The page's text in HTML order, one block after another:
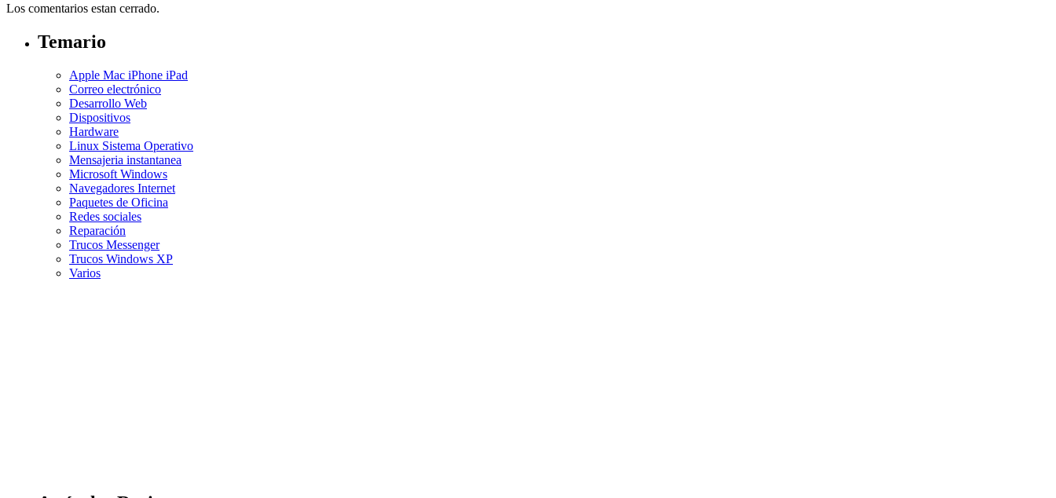
Los comentarios estan cerrado.
Temario
Apple Mac iPhone iPad
Correo electrónico
Desarrollo Web
Dispositivos
Hardware
Linux Sistema Operativo
Mensajeria instantanea
Microsoft Windows
Navegadores Internet
Paquetes de Oficina
Redes sociales
Reparación
Trucos Messenger
Trucos Windows XP
Varios